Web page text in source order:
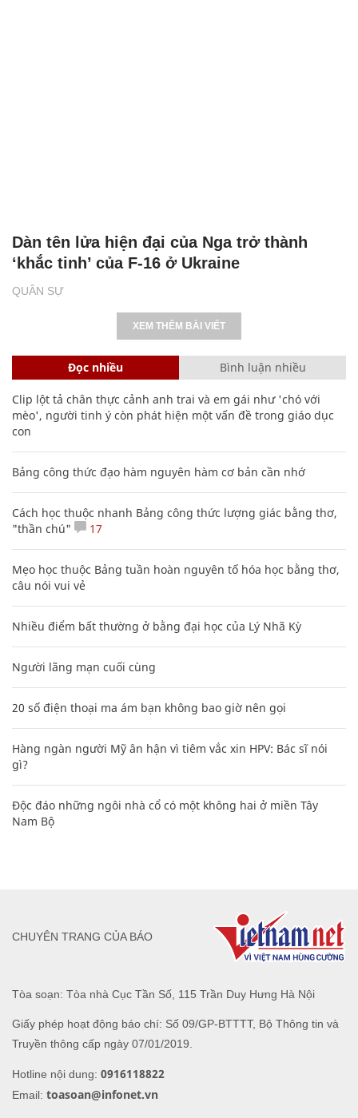
QUÂN SỰ
Dàn tên lửa hiện đại của Nga trở thành
‘khắc tinh’ của F-16 ở Ukraine
XEM THÊM BÀI VIẾT
Đọc nhiều Bình luận nhiều
Clip lột tả chân thực cảnh anh trai và em gái như 'chó với
mèo', người tinh ý còn phát hiện một vấn đề trong giáo dục
con
Bảng công thức đạo hàm nguyên hàm cơ bản cần nhớ
Cách học thuộc nhanh Bảng công thức lượng giác bằng thơ,
"thần chú"
17
Mẹo học thuộc Bảng tuần hoàn nguyên tố hóa học bằng thơ,
câu nói vui vẻ
Nhiều điểm bất thường ở bằng đại học của Lý Nhã Kỳ
Người lãng mạn cuối cùng
20 số điện thoại ma ám bạn không bao giờ nên gọi
Hàng ngàn người Mỹ ân hận vì tiêm vắc xin HPV: Bác sĩ nói
gì?
Độc đáo những ngôi nhà cổ có một không hai ở miền Tây
Nam Bộ
Tòa soạn: Tòa nhà Cục Tần Số, 115 Trần Duy Hưng Hà Nội
Giấy phép hoạt động báo chí: Số 09/GP-BTTTT, Bộ Thông tin và
Truyền thông cấp ngày 07/01/2019.
Hotline nội dung: 0916118822
Email: toasoan@infonet.vn
CHUYÊN TRANG CỦA BÁO